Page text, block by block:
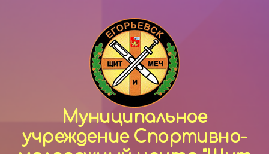
Муниципальное
учреждение Спортивно-